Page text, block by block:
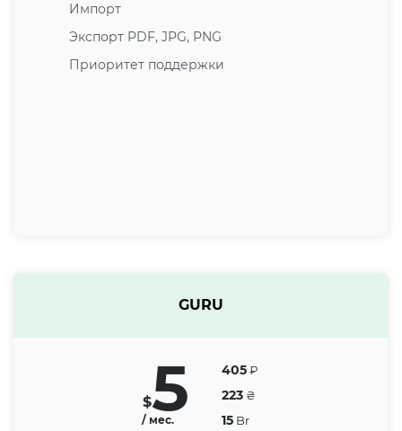
Импорт
Экспорт PDF, JPG, PNG
Приоритет поддержки
GURU
$5
/ мес.
405₽
223 ₴
15 Br